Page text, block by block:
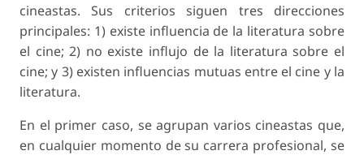
cineastas. Sus criterios siguen tres direcciones
principales: 1) existe influencia de la literatura sobre
el cine; 2) no existe influjo de la literatura sobre el
cine; y 3) existen influencias mutuas entre el cine y la
literatura.
En el primer caso, se agrupan varios cineastas que,
en cualquier momento de su carrera profesional, se